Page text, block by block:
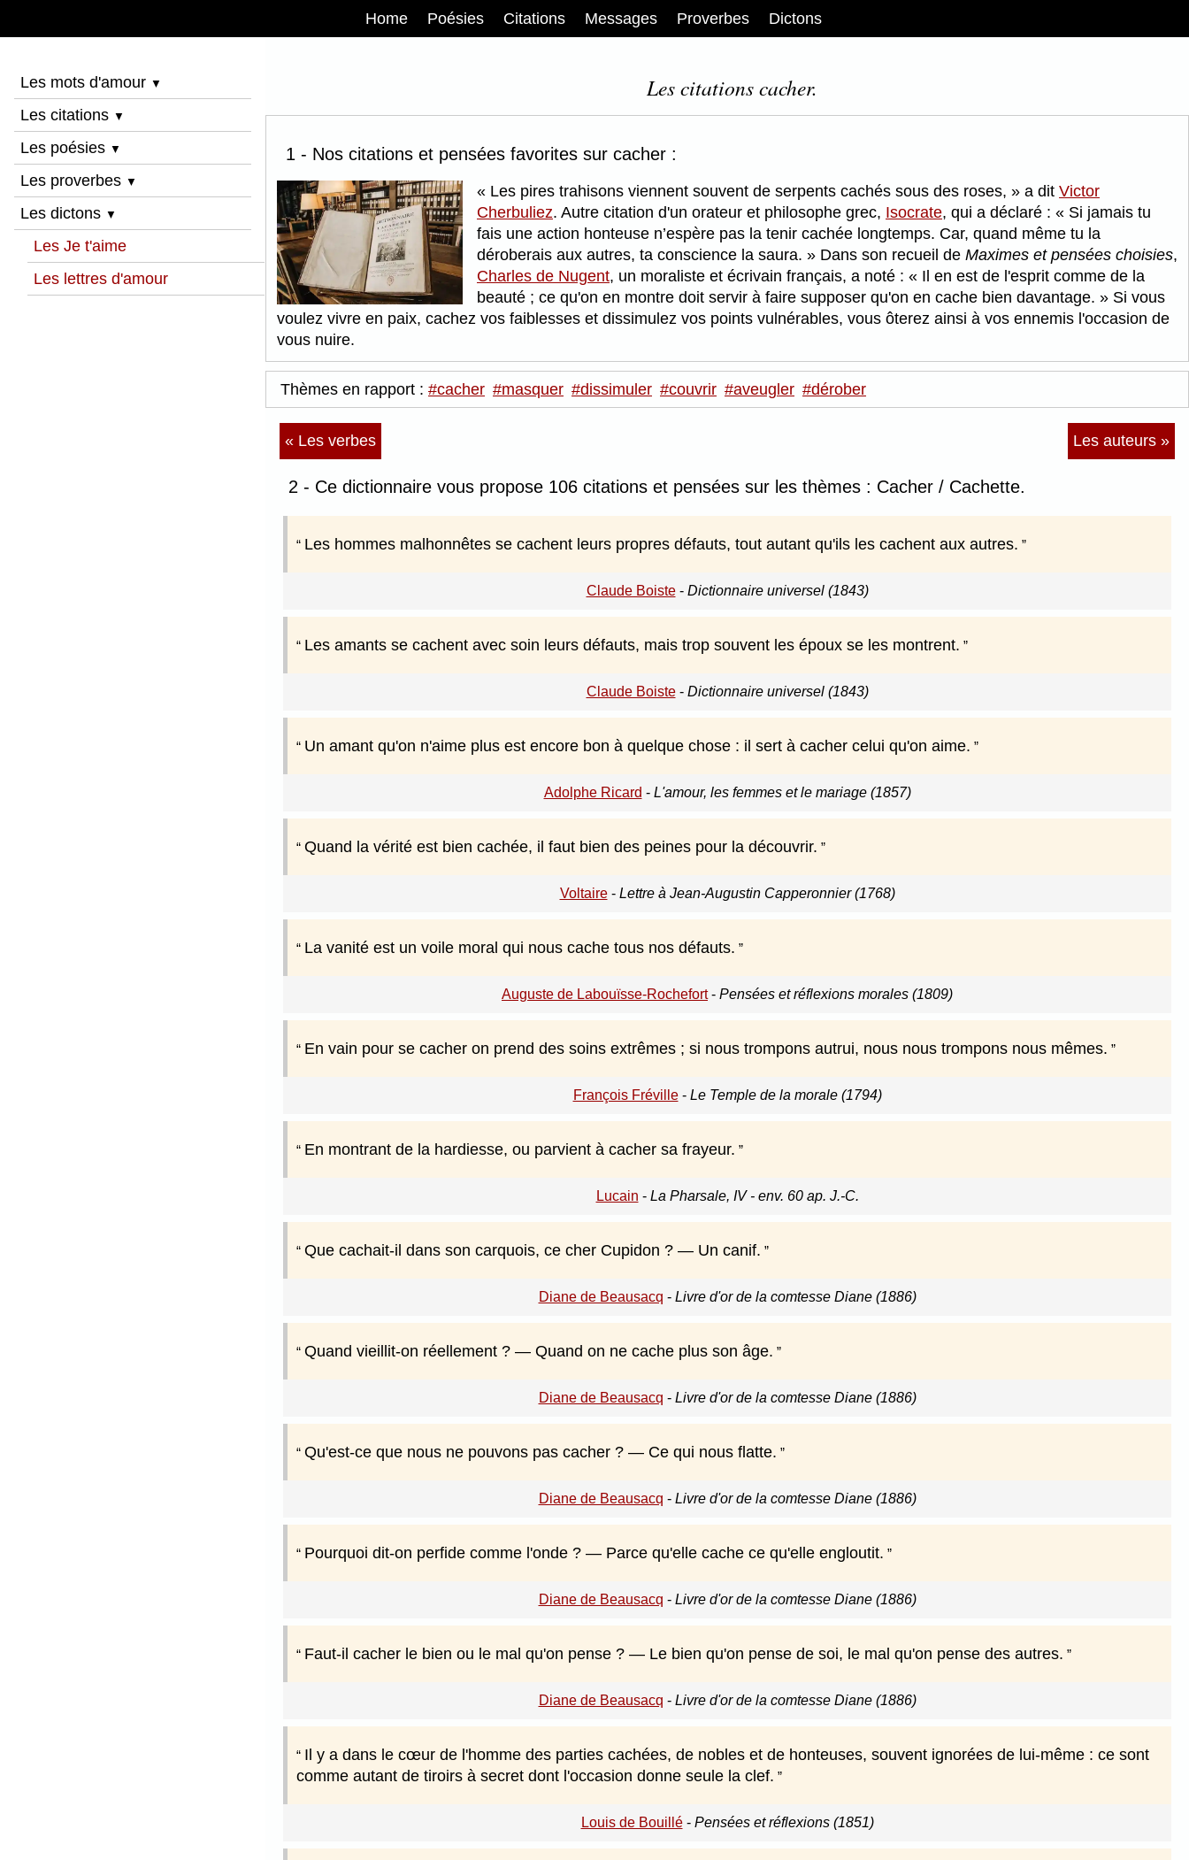
Home Poésies Citations Messages Proverbes Dictons
Les mots d'amour ▼
Les citations ▼
Les poésies ▼
Les proverbes ▼
Les dictons ▼
Les Je t'aime
Les lettres d'amour
Les citations cacher.
1 - Nos citations et pensées favorites sur cacher :
Les pires trahisons viennent souvent de serpents cachés sous des roses, a dit Victor
Cherbuliez. Autre citation d'un orateur et philosophe grec, Isocrate, qui a déclaré :
Si jamais tu
fais une action honteuse n’espère pas la tenir cachée longtemps. Car, quand même tu la
déroberais aux autres, ta conscience la saura.
Dans son recueil de Maximes et pensées choisies,
Charles de Nugent, un moraliste et écrivain français, a noté :
Il en est de l'esprit comme de la
beauté ; ce qu'on en montre doit servir à faire supposer qu'on en cache bien davantage.
Si vous
voulez vivre en paix, cachez vos faiblesses et dissimulez vos points vulnérables, vous ôterez ainsi à vos ennemis l'occasion de
vous nuire.
Thèmes en rapport : #cacher #masquer #dissimuler #couvrir #aveugler #dérober
« Les verbes Les auteurs »
2 - Ce dictionnaire vous propose 106 citations et pensées sur les thèmes : Cacher / Cachette.
Les hommes malhonnêtes se cachent leurs propres défauts, tout autant qu'ils les cachent aux autres.
Claude Boiste- Dictionnaire universel (1843)
Les amants se cachent avec soin leurs défauts, mais trop souvent les époux se les montrent.
Claude Boiste- Dictionnaire universel (1843)
Un amant qu'on n'aime plus est encore bon à quelque chose : il sert à cacher celui qu'on aime.
Adolphe Ricard - L'amour, les femmes et le mariage (1857)
Quand la vérité est bien cachée, il faut bien des peines pour la découvrir.
Voltaire- Lettre à Jean-Augustin Capperonnier (1768)
La vanité est un voile moral qui nous cache tous nos défauts.
Auguste de Labouïsse-Rochefort- Pensées et réflexions morales (1809)
En vain pour se cacher on prend des soins extrêmes ; si nous trompons autrui, nous nous trompons nous mêmes.
François Fréville- Le Temple de la morale (1794)
En montrant de la hardiesse, ou parvient à cacher sa frayeur.
Lucain - La Pharsale, IV - env. 60 ap. J.-C.
Que cachait-il dans son carquois, ce cher Cupidon ? — Un canif.
Diane de Beausacq - Livre d'or de la comtesse Diane (1886)
Quand vieillit-on réellement ? — Quand on ne cache plus son âge.
Diane de Beausacq - Livre d'or de la comtesse Diane (1886)
Qu'est-ce que nous ne pouvons pas cacher ? — Ce qui nous flatte.
Diane de Beausacq - Livre d'or de la comtesse Diane (1886)
Pourquoi dit-on perfide comme l'onde ? — Parce qu'elle cache ce qu'elle engloutit.
Diane de Beausacq - Livre d'or de la comtesse Diane (1886)
Faut-il cacher le bien ou le mal qu'on pense ? — Le bien qu'on pense de soi, le mal qu'on pense des autres.
Diane de Beausacq - Livre d'or de la comtesse Diane (1886)
Il y a dans le cœur de l'homme des parties cachées, de nobles et de honteuses, souvent ignorées de lui-même : ce sont
comme autant de tiroirs à secret dont l'occasion donne seule la clef.
Louis de Bouillé- Pensées et réflexions (1851)